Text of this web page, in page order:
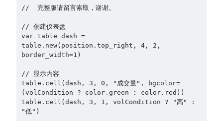
//  完整版请留言索取，谢谢。
// 创建仪表盘
var table dash =
table.new(position.top_right, 4, 2,
border_width=1)
// 显示内容
table.cell(dash, 3, 0, "成交量", bgcolor=
(volCondition ? color.green : color.red))
table.cell(dash, 3, 1, volCondition ? "高" :
"低")